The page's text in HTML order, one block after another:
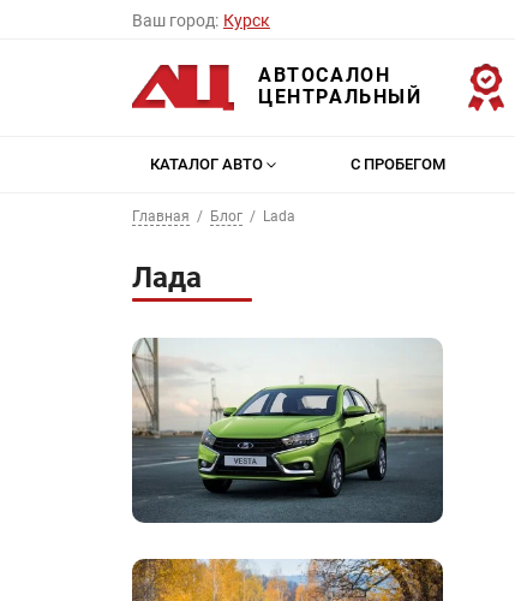
Ваш город: Курск
АВТОСАЛОН
ЦЕНТРАЛЬНЫЙ
КАТАЛОГ АВТО С ПРОБЕГОМ
Главная Блог Lada
Лада